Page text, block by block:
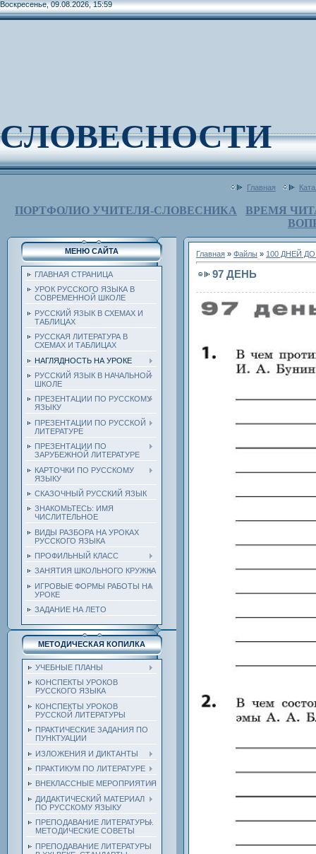
Воскресенье, 09.08.2026, 15:59
СЛОВЕСНОСТИ
Главная
ПОРТФОЛИО УЧИТЕЛЯ-СЛОВЕСНИКА
ВРЕМЯ
МЕНЮ САЙТА
ГЛАВНАЯ СТРАНИЦА
УРОК РУССКОГО ЯЗЫКА В
СОВРЕМЕННОЙ ШКОЛЕ
РУССКИЙ ЯЗЫК В СХЕМАХ И
ТАБЛИЦАХ
РУССКАЯ ЛИТЕРАТУРА В
СХЕМАХ И ТАБЛИЦАХ
НАГЛЯДНОСТЬ НА УРОКЕ
РУССКИЙ ЯЗЫК В НАЧАЛЬНОЙ
ШКОЛЕ
ПРЕЗЕНТАЦИИ ПО РУССКОМУ
ЯЗЫКУ
ПРЕЗЕНТАЦИИ ПО РУССКОЙ
ЛИТЕРАТУРЕ
ПРЕЗЕНТАЦИИ ПО
ЗАРУБЕЖНОЙ ЛИТЕРАТУРЕ
КАРТОЧКИ ПО РУССКОМУ
ЯЗЫКУ
СКАЗОЧНЫЙ РУССКИЙ ЯЗЫК
ЗНАКОМЬТЕСЬ: ИМЯ
ЧИСЛИТЕЛЬНОЕ
ВИДЫ РАЗБОРА НА УРОКАХ
РУССКОГО ЯЗЫКА
ПРОФИЛЬНЫЙ КЛАСС
ЗАНЯТИЯ ШКОЛЬНОГО КРУЖКА
ИГРОВЫЕ ФОРМЫ РАБОТЫ НА
УРОКЕ
ЗАДАНИЕ НА ЛЕТО
МЕТОДИЧЕСКАЯ КОПИЛКА
УЧЕБНЫЕ ПЛАНЫ
КОНСПЕКТЫ УРОКОВ
РУССКОГО ЯЗЫКА
КОНСПЕКТЫ УРОКОВ
РУССКОЙ ЛИТЕРАТУРЫ
ПРАКТИЧЕСКИЕ ЗАДАНИЯ ПО
ПУНКТУАЦИИ
ИЗЛОЖЕНИЯ И ДИКТАНТЫ
ПРАКТИКУМ ПО ЛИТЕРАТУРЕ
ВНЕКЛАССНЫЕ МЕРОПРИЯТИЯ
ДИДАКТИЧЕСКИЙ МАТЕРИАЛ
ПО РУССКОМУ ЯЗЫКУ
ПРЕПОДАВАНИЕ ЛИТЕРАТУРЫ.
МЕТОДИЧЕСКИЕ СОВЕТЫ
ПРЕПОДАВАНИЕ ЛИТЕРАТУРЫ
Главная » Файлы » 100 ДНЕЙ
97 ДЕНЬ